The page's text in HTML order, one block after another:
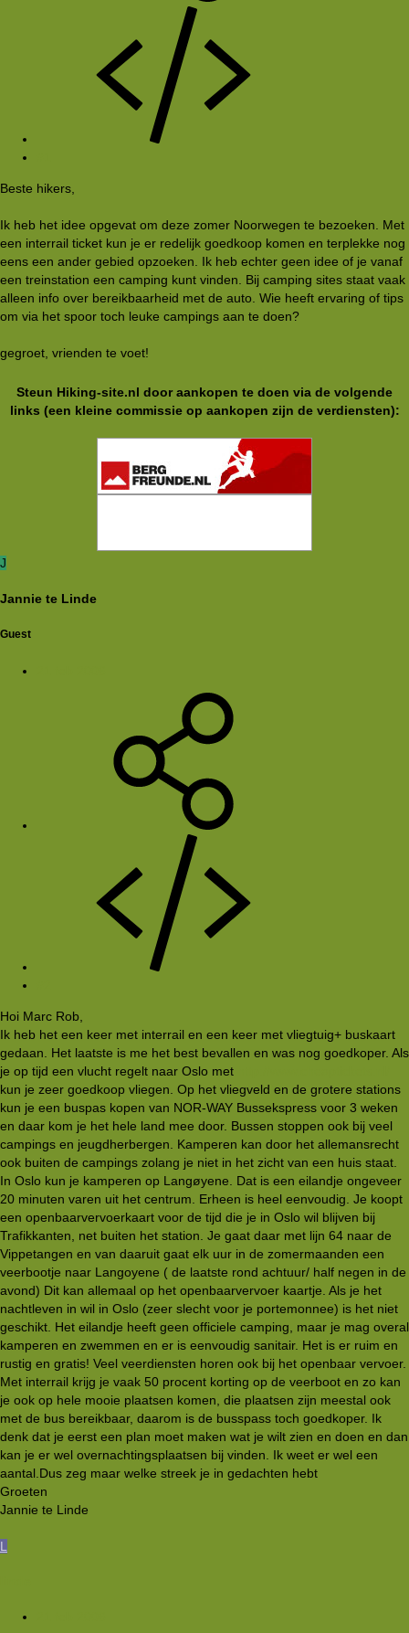
Beste hikers,
Ik heb het idee opgevat om deze zomer Noorwegen te bezoeken. Met
een interrail ticket kun je er redelijk goedkoop komen en terplekke nog
eens een ander gebied opzoeken. Ik heb echter geen idee of je vanaf
een treinstation een camping kunt vinden. Bij camping sites staat vaak
alleen info over bereikbaarheid met de auto. Wie heeft ervaring of tips
om via het spoor toch leuke campings aan te doen?
gegroet, vrienden te voet!
Steun Hiking-site.nl door aankopen te doen via de volgende
links (een kleine commissie op aankopen zijn de verdiensten):
J
Jannie te Linde
Guest
Hoi Marc Rob,
Ik heb het een keer met interrail en een keer met vliegtuig+ buskaart
gedaan. Het laatste is me het best bevallen en was nog goedkoper. Als
je op tijd een vlucht regelt naar Oslo met
kun je zeer goedkoop vliegen. Op het vliegveld en de grotere stations
kun je een buspas kopen van NOR-WAY Bussekspress voor 3 weken
en daar kom je het hele land mee door. Bussen stoppen ook bij veel
campings en jeugdherbergen. Kamperen kan door het allemansrecht
ook buiten de campings zolang je niet in het zicht van een huis staat.
In Oslo kun je kamperen op Langøyene. Dat is een eilandje ongeveer
20 minuten varen uit het centrum. Erheen is heel eenvoudig. Je koopt
een openbaarvervoerkaart voor de tijd die je in Oslo wil blijven bij
Trafikkanten, net buiten het station. Je gaat daar met lijn 64 naar de
Vippetangen en van daaruit gaat elk uur in de zomermaanden een
veerbootje naar Langoyene ( de laatste rond achtuur/ half negen in de
avond) Dit kan allemaal op het openbaarvervoer kaartje. Als je het
nachtleven in wil in Oslo (zeer slecht voor je portemonnee) is het niet
geschikt. Het eilandje heeft geen officiele camping, maar je mag overal
kamperen en zwemmen en er is eenvoudig sanitair. Het is er ruim en
rustig en gratis! Veel veerdiensten horen ook bij het openbaar vervoer.
Met interrail krijg je vaak 50 procent korting op de veerboot en zo kan
je ook op hele mooie plaatsen komen, die plaatsen zijn meestal ook
met de bus bereikbaar, daarom is de busspass toch goedkoper. Ik
denk dat je eerst een plan moet maken wat je wilt zien en doen en dan
kan je er wel overnachtingsplaatsen bij vinden. Ik weet er wel een
aantal.Dus zeg maar welke streek je in gedachten hebt
Groeten
Jannie te Linde
L